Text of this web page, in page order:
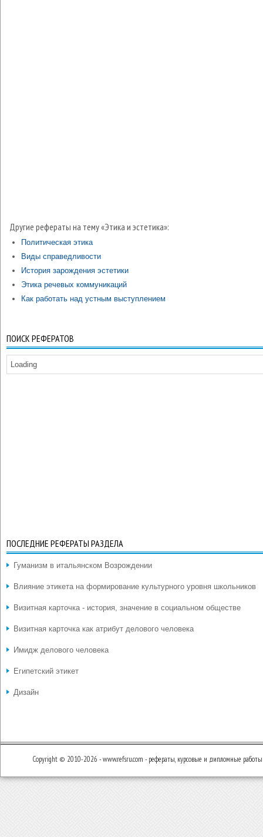
Другие рефераты на тему «Этика и эстетика»:
Политическая этика
Виды справедливости
История зарождения эстетики
Этика речевых коммуникаций
Как работать над устным выступлением
ПОИСК РЕФЕРАТОВ
Loading
ПОСЛЕДНИЕ РЕФЕРАТЫ РАЗДЕЛА
Гуманизм в итальянском Возрождении
Влияние этикета на формирование культурного уровня школьников
Визитная карточка - история, значение в социальном обществе
Визитная карточка как атрибут делового человека
Имидж делового человека
Египетский этикет
Дизайн
Copyright © 2010-2026 - www.refsru.com - рефераты, курсовые и дипломные работы